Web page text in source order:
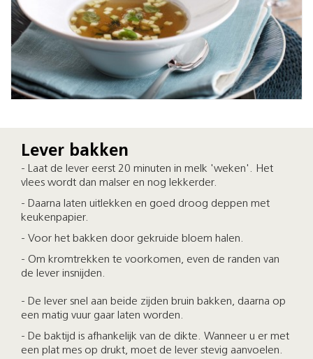
Lever bakken
- Laat de lever eerst 20 minuten in melk 'weken'. Het
vlees wordt dan malser en nog lekkerder.
- Daarna laten uitlekken en goed droog deppen met
keukenpapier.
- Voor het bakken door gekruide bloem halen.
- Om kromtrekken te voorkomen, even de randen van
de lever insnijden.
- De lever snel aan beide zijden bruin bakken, daarna op
een matig vuur gaar laten worden.
- De baktijd is afhankelijk van de dikte. Wanneer u er met
een plat mes op drukt, moet de lever stevig aanvoelen.